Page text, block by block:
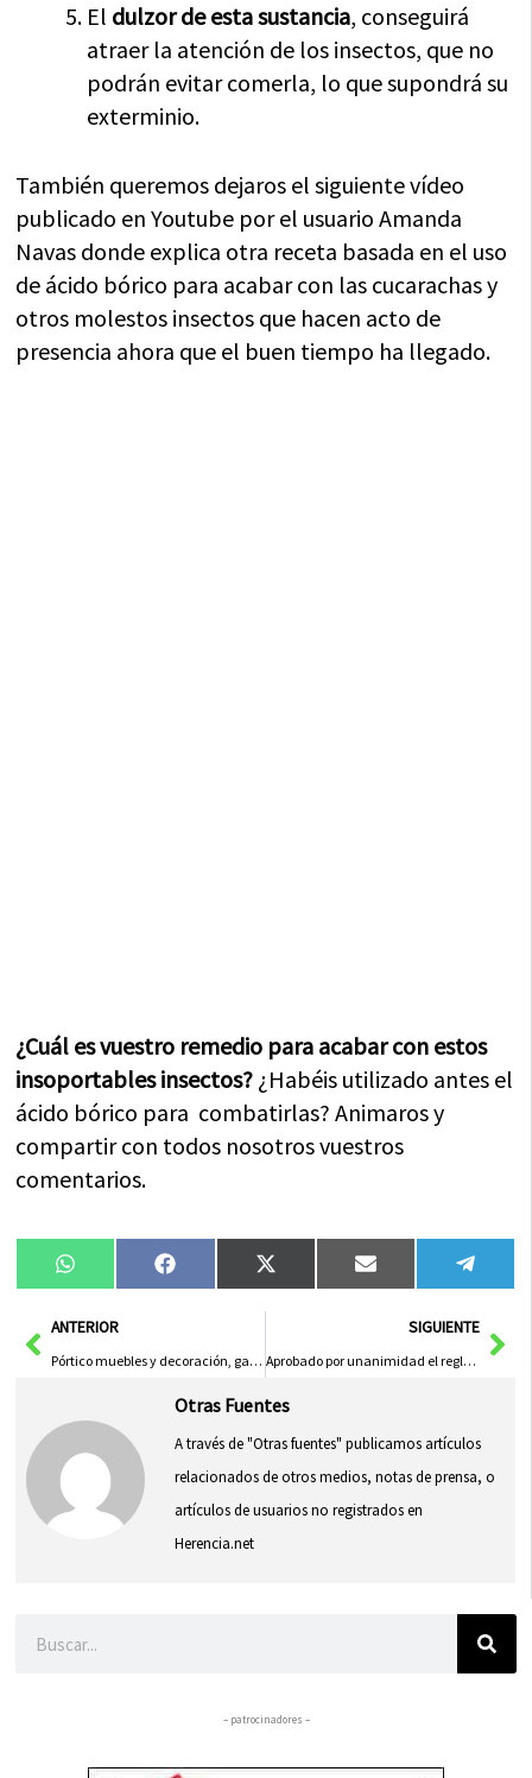
El dulzor de esta sustancia, conseguirá
atraer la atención de los insectos, que no
podrán evitar comerla, lo que supondrá su
exterminio.
También queremos dejaros el siguiente vídeo
publicado en Youtube por el usuario Amanda
Navas donde explica otra receta basada en el uso
de ácido bórico para acabar con las cucarachas y
otros molestos insectos que hacen acto de
presencia ahora que el buen tiempo ha llegado.
¿Cuál es vuestro remedio para acabar con estos
insoportables insectos? ¿Habéis utilizado antes el
ácido bórico para combatirlas? Animaros y
compartir con todos nosotros vuestros
comentarios.
Compartir
en
WhatsAppCompartir
en
FacebookCompartir
en
X
(Twitter)
Compartir
en
Email
en
AntANTERIOR
Pórtico muebles y decoración, galería de fotografías de básicos
SIGUIENTE
Aprobado por unanimidad el reglamento del Nuevo Consejo Local de Desarrollo Económico
Otras Fuentes
A través de "Otras fuentes" publicamos artículos
relacionados de otros medios, notas de prensa, o
artículos de usuarios no registrados en
Herencia.net
– patrocinadores –